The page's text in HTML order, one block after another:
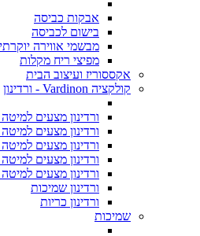
אבקות כביסה
בישום לכביסה
מבשמי אווירה
מפיצי ריח מקלות
אקססוריז ועיצוב הבית
קולקציה Vardinon - ורדינון
ורדינון מצעים למיטה
ורדינון מצעים למיטה יחיד
ורדינון מצעים למיטה וחצי
ורדינון מצעים למיטה זוגית
ורדינון מצעים למיטה
ורדינון שמיכות
ורדינון כריות
שמיכות